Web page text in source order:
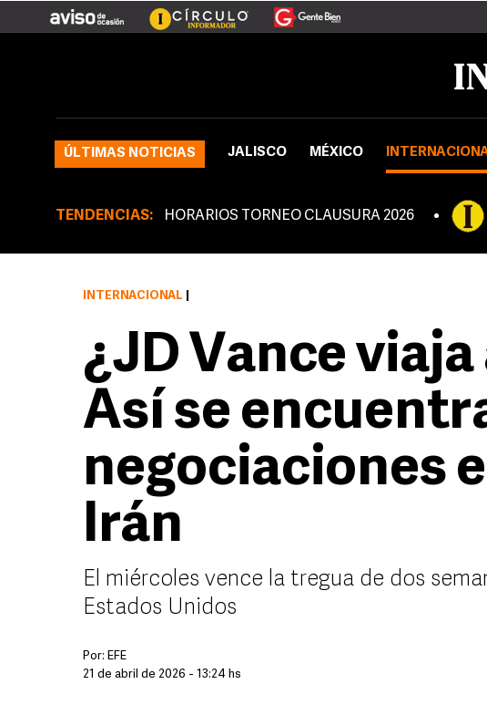
ÚLTIMAS NOTICIAS JALISCO MÉXICO
TENDENCIAS: HORARIOS TORNEO CLAUSURA 2026
INTERNACIONAL
¿JD Vance
Así se
negociaciones
Irán
El miércoles vence la tregua de dos
Estados Unidos
Por: EFE
21 de abril de 2026 - 13:24 hs